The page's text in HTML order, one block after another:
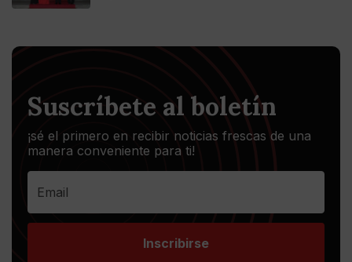
Suscríbete al boletín
¡sé el primero en recibir noticias frescas de una
manera conveniente para ti!
Inscribirse